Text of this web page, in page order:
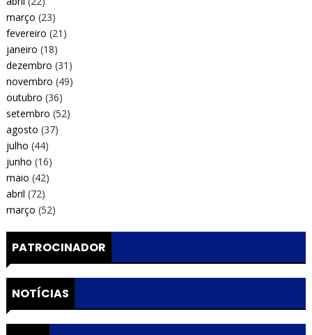
março (23)
fevereiro (21)
janeiro (18)
dezembro (31)
novembro (49)
outubro (36)
setembro (52)
agosto (37)
julho (44)
junho (16)
maio (42)
abril (72)
março (52)
PATROCINADOR
NOTÍCIAS